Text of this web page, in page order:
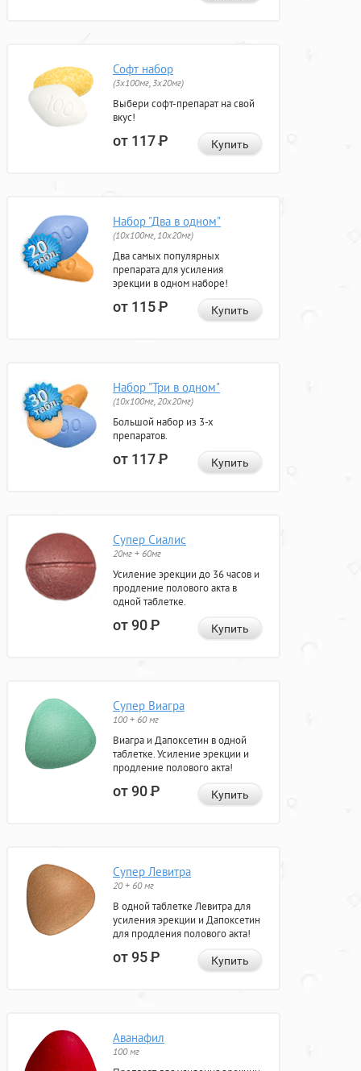
Софт набор
(3x100мг, 3x20мг)
Выбери софт-препарат на свой
вкус!
от 117Р Купить
Набор "Два в одном"
(10x100мг, 10x20мг)
Два самых популярных
препарата для усиления
эрекции в одном наборе!
от 115Р Купить
Набор "Три в одном"
(10x100мг, 20x20мг)
Большой набор из 3-х
препаратов.
от 117Р Купить
Супер Сиалис
20мг + 60мг
Усиление эрекции до 36 часов и
продление полового акта в
одной таблетке.
от 90Р Купить
Супер Виагра
100 + 60 мг
Виагра и Дапоксетин в одной
таблетке. Усиление эрекции и
продление полового акта!
от 90Р Купить
Супер Левитра
20 + 60 мг
В одной таблетке Левитра для
усиления эрекции и Дапоксетин
для продления полового акта!
от 95Р Купить
Аванафил
100 мг